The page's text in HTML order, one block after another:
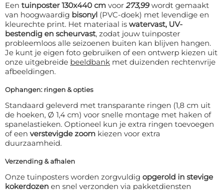
Een tuinposter 130x440 cm voor273,99wordt gemaakt
van hoogwaardig bisonyl (PVC-doek) met levendige en
kleurechte print. Het materiaal is watervast, UV-
bestendig en scheurvast, zodat jouw tuinposter
probleemloos alle seizoenen buiten kan blijven hangen.
Je kunt je eigen foto gebruiken of een ontwerp kiezen uit
onze uitgebreide beeldbank met duizenden rechtenvrije
afbeeldingen.
Ophangen: ringen & opties
Standaard geleverd met transparante ringen (1,8 cm uit
de hoeken, Ø 1,4 cm) voor snelle montage met haken of
spanelastieken. Optioneel kun je extra ringen toevoegen
of een verstevigde zoom kiezen voor extra
duurzaamheid.
Verzending & afhalen
Onze tuinposters worden zorgvuldig opgerold in stevige
kokerdozen en snel verzonden via pakketdiensten